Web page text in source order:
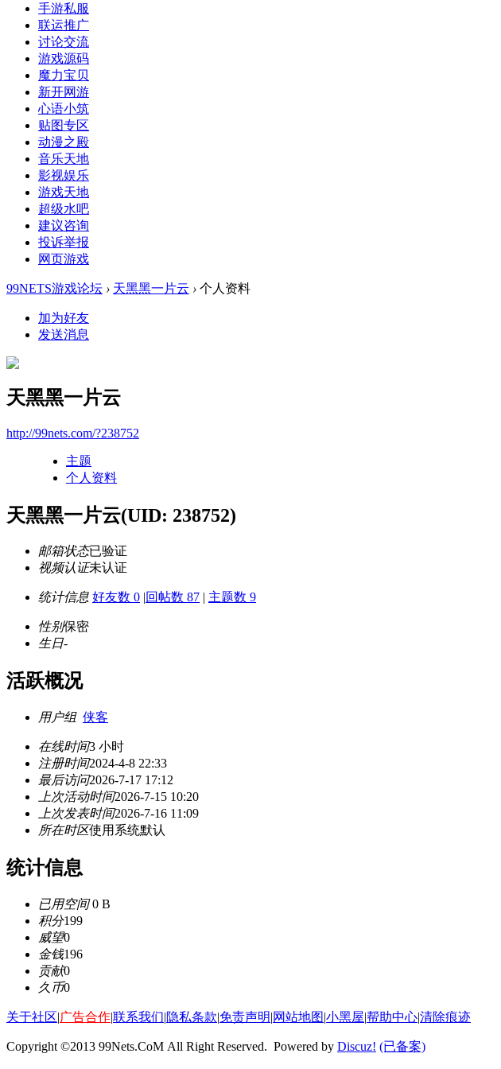
手游私服
联运推广
讨论交流
游戏源码
魔力宝贝
新开网游
心语小筑
贴图专区
动漫之殿
音乐天地
影视娱乐
游戏天地
超级水吧
建议咨询
投诉举报
网页游戏
99NETS游戏论坛 › 天黑黑一片云 › 个人资料
加为好友
发送消息
天黑黑一片云
http://99nets.com/?238752
主题
个人资料
天黑黑一片云(UID: 238752)
邮箱状态已验证
视频认证未认证
统计信息 好友数 0 |回帖数 87 | 主题数 9
性别保密
生日-
活跃概况
用户组 侠客
在线时间3 小时
注册时间2024-4-8 22:33
最后访问2026-7-17 17:12
上次活动时间2026-7-15 10:20
上次发表时间2026-7-16 11:09
所在时区使用系统默认
统计信息
已用空间0 B
积分199
威望0
金钱196
贡献0
久币0
关于社区|广告合作|联系我们|隐私条款|免责声明|网站地图|小黑屋|帮助中心|清除痕迹
Copyright ©2013 99Nets.CoM All Right Reserved. Powered by Discuz! (已备案)